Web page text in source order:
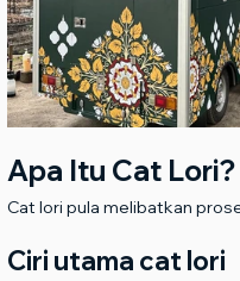
Apa Itu Cat Lori?
Cat lori pula melibatkan
Ciri utama cat lori